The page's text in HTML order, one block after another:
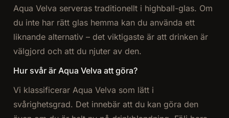
Aqua Velva serveras traditionellt i highball-glas. Om
du inte har rätt glas hemma kan du använda ett
liknande alternativ – det viktigaste är att drinken är
välgjord och att du njuter av den.
Hur svår är Aqua Velva att göra?
Vi klassificerar Aqua Velva som lätt i
svårighetsgrad. Det innebär att du kan göra den